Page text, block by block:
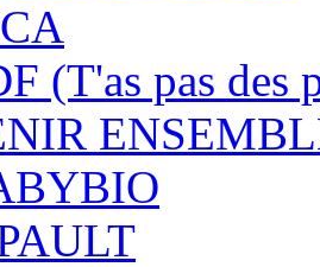
(T'as pas des